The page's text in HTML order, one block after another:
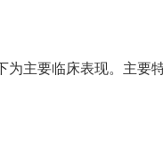
主要临床表现。主要